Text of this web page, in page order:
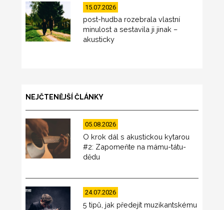
15.07.2026
post-hudba rozebrala vlastní
minulost a sestavila ji jinak –
akusticky
NEJČTENĚJŠÍ ČLÁNKY
05.08.2026
O krok dál s akustickou kytarou
#2: Zapomeňte na mámu-tátu-
dědu
24.07.2026
5 tipů, jak předejít muzikantskému